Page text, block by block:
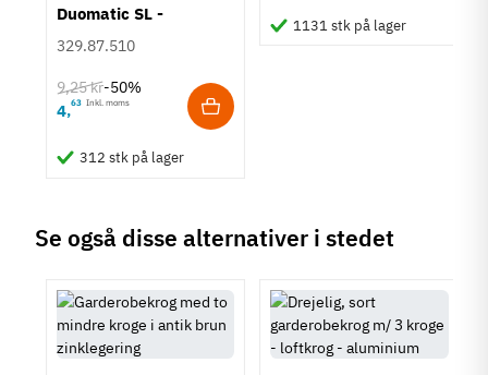
Duomatic SL -
Euroskruer
329.87.510
9,25 kr-50%
4,63 Inkl. moms
312 stk på lager
1131 stk på lager
Se også disse alternativer i stedet